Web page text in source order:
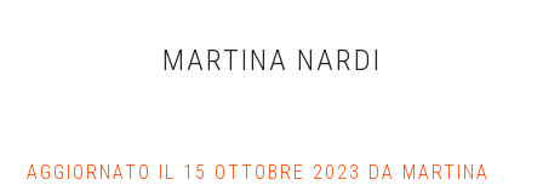
MARTINA NARDI
AGGIORNATO IL 15 OTTOBRE 2023 DA MARTINA